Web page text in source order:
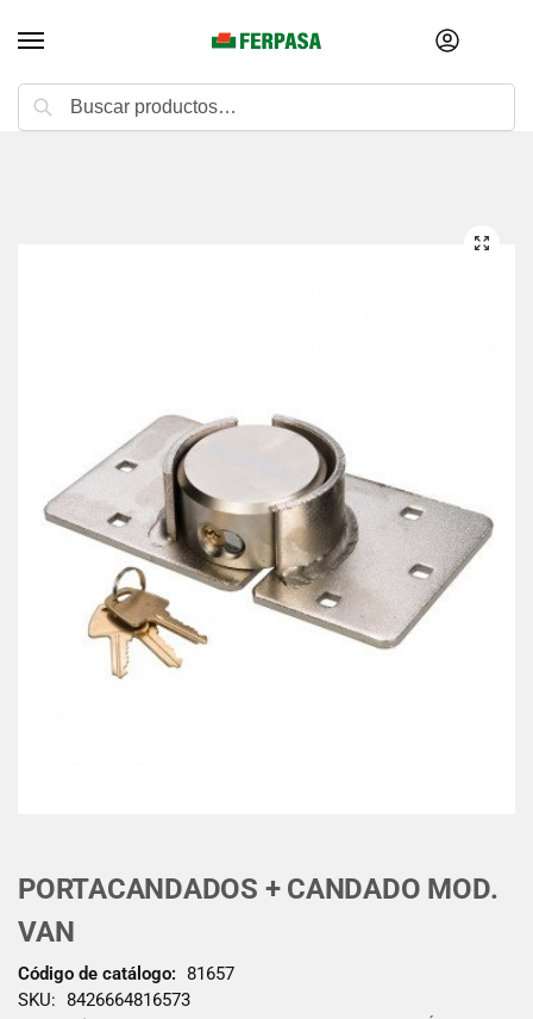
PORTACANDADOS + CANDADO MOD.
VAN
Código de catálogo: 81657
SKU: 8426664816573